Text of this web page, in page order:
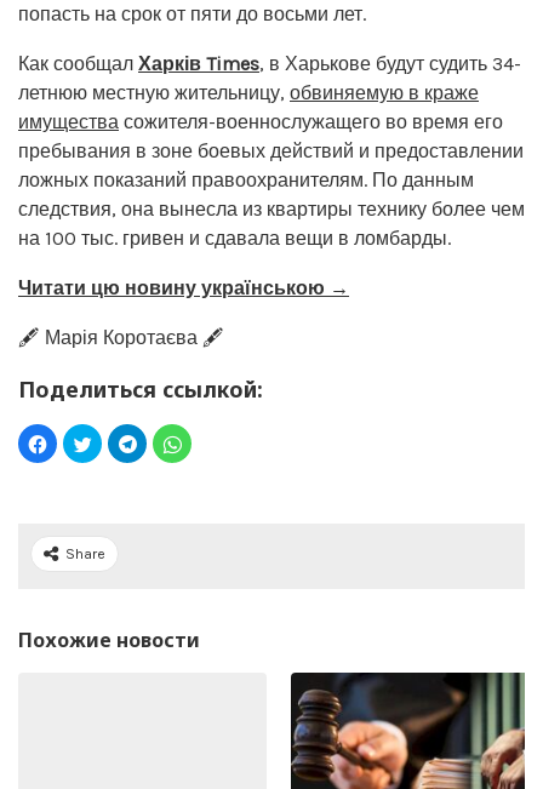
попасть на срок от пяти до восьми лет.
Как сообщал Харків Times, в Харькове будут судить 34-
летнюю местную жительницу, обвиняемую в краже
имущества сожителя-военнослужащего во время его
пребывания в зоне боевых действий и предоставлении
ложных показаний правоохранителям. По данным
следствия, она вынесла из квартиры технику более чем
на 100 тыс. гривен и сдавала вещи в ломбарды.
Читати цю новину українською →
🖋️ Марія Коротаєва 🖋️
Поделиться ссылкой:
Share
Похожие новости